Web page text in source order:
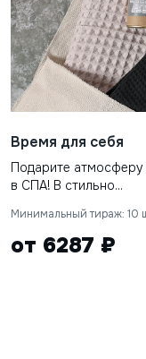
Время для себя
Подарите
в СПА! В стильно...
Минимальный тираж: 10
от 6287 ₽